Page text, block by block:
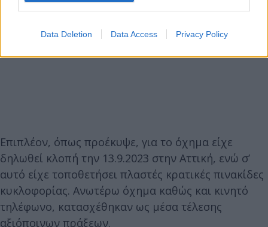
Data Deletion Data Access Privacy Policy
Επιπλέον, όπως προέκυψε, για το όχημα είχε
δηλωθεί κλοπή την 13.9.2023 στην Αττική, ενώ σ’
αυτό είχε τοποθετήσει πλαστές κρατικές πινακίδες
κυκλοφορίας. Ανωτέρω όχημα καθώς και κινητό
τηλέφωνο, κατασχέθηκαν ως μέσα τέλεσης
αξιόποινων πράξεων.